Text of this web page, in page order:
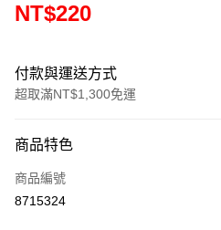
NT$220
付款與運送方式
超取滿NT$1,300免運
信用卡一次付款
超商取貨付款
商品特色
商品編號
8715324